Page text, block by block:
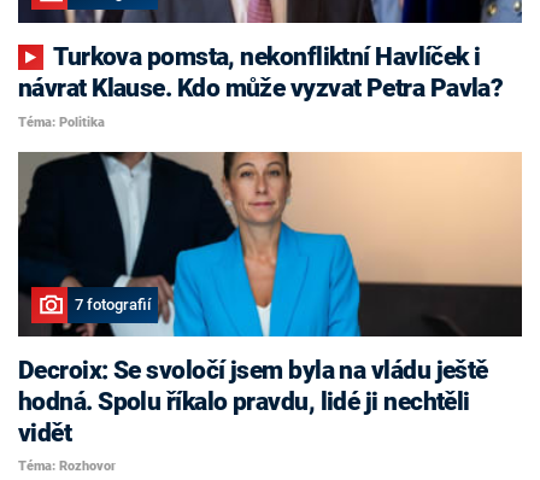
Turkova pomsta, nekonfliktní Havlíček i
návrat Klause. Kdo může vyzvat Petra Pavla?
Téma: Politika
7 fotografií
Decroix: Se svoločí jsem byla na vládu ještě
hodná. Spolu říkalo pravdu, lidé ji nechtěli
vidět
Téma: Rozhovor